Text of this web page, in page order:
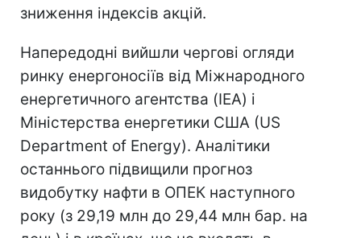
зниження індексів акцій.
Напередодні вийшли чергові огляди
ринку енергоносіїв від Міжнародного
енергетичного агентства (IEA) і
Міністерства енергетики США (US
Department of Energy). Аналітики
останнього підвищили прогноз
видобутку нафти в ОПЕК наступного
року (з 29,19 млн до 29,44 млн бар. на